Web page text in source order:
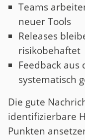
Teams
neuer Tools
Releases
risikobehaftet
Feedback
systematisch
Die gute
identifizierbare
Punkten